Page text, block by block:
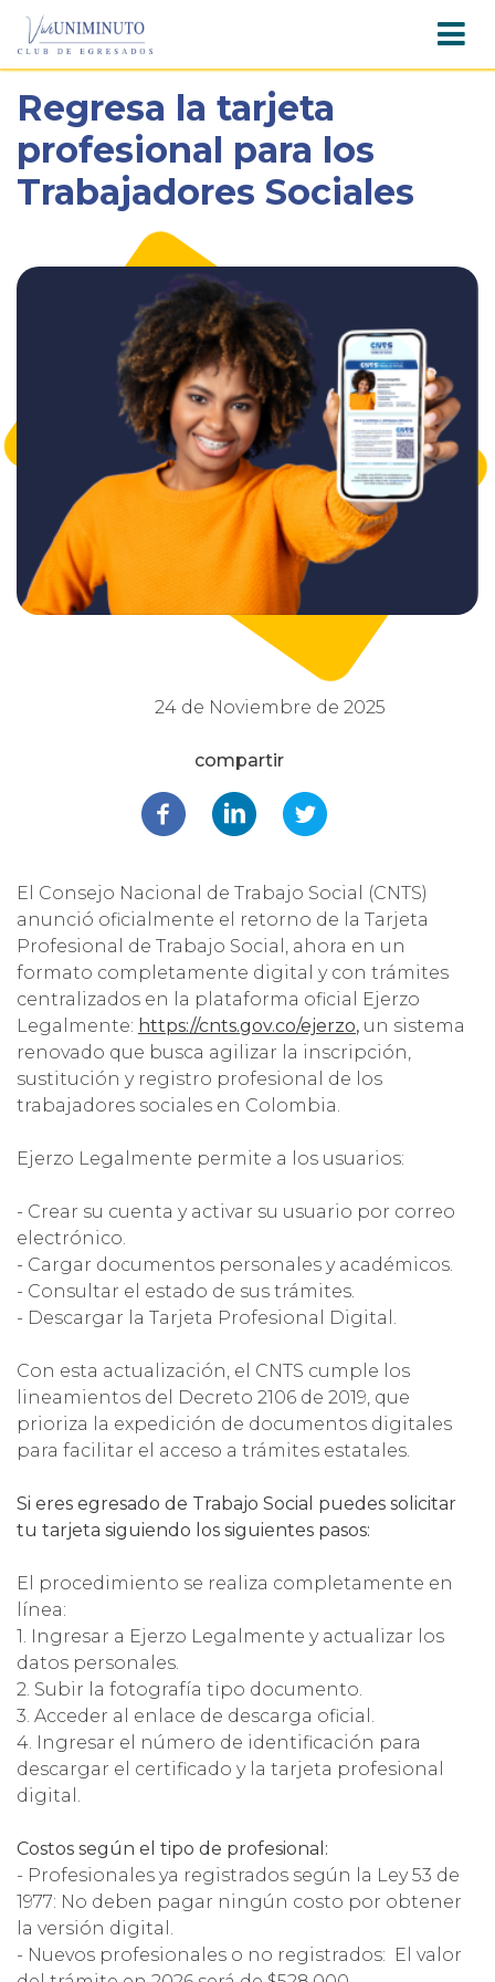
contenido
principal
Regresa la tarjeta
profesional para los
Trabajadores Sociales
24 de Noviembre de 2025
El Consejo Nacional de Trabajo Social (CNTS)
anunció oficialmente el retorno de la Tarjeta
Profesional de Trabajo Social, ahora en un
formato completamente digital y con trámites
centralizados en la plataforma oficial Ejerzo
Legalmente: https://cnts.gov.co/ejerzo, un sistema
renovado que busca agilizar la inscripción,
sustitución y registro profesional de los
trabajadores sociales en Colombia.
Ejerzo Legalmente permite a los usuarios:
- Crear su cuenta y activar su usuario por correo
electrónico.
- Cargar documentos personales y académicos.
- Consultar el estado de sus trámites.
- Descargar la Tarjeta Profesional Digital.
Con esta actualización, el CNTS cumple los
lineamientos del Decreto 2106 de 2019, que
prioriza la expedición de documentos digitales
para facilitar el acceso a trámites estatales.
Si eres egresado de Trabajo Social puedes solicitar
tu tarjeta siguiendo los siguientes pasos:
El procedimiento se realiza completamente en
línea:
1. Ingresar a Ejerzo Legalmente y actualizar los
datos personales.
2. Subir la fotografía tipo documento.
3. Acceder al enlace de descarga oficial.
4. Ingresar el número de identificación para
descargar el certificado y la tarjeta profesional
digital.
Costos según el tipo de profesional:
- Profesionales ya registrados según la Ley 53 de
1977: No deben pagar ningún costo por obtener
la versión digital.
- Nuevos profesionales o no registrados: El valor